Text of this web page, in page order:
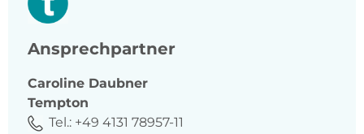
Ansprechpartner
Caroline Daubner
Tempton
Tel.: +49 4131 78957-11